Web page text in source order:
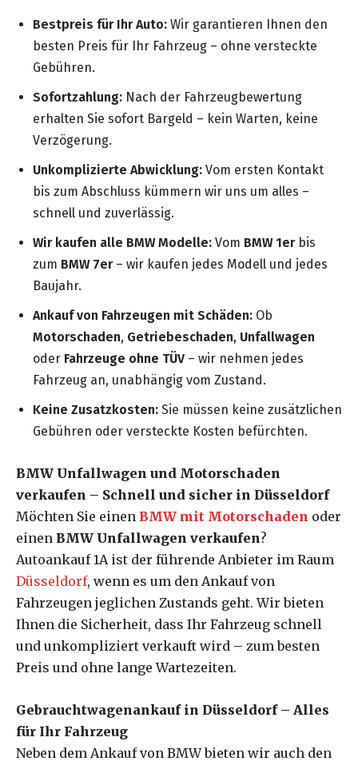
Bestpreis für Ihr Auto: Wir garantieren Ihnen den
besten Preis für Ihr Fahrzeug – ohne versteckte
Gebühren.
Sofortzahlung: Nach der Fahrzeugbewertung
erhalten Sie sofort Bargeld – kein Warten, keine
Verzögerung.
Unkomplizierte Abwicklung: Vom ersten Kontakt
bis zum Abschluss kümmern wir uns um alles –
schnell und zuverlässig.
Wir kaufen alle BMW Modelle: Vom BMW 1erbis
zum BMW 7er– wir kaufen jedes Modell und jedes
Baujahr.
Ankauf von Fahrzeugen mit Schäden: Ob
Motorschaden, Getriebeschaden, Unfallwagen
oder Fahrzeuge ohne TÜV – wir nehmen jedes
Fahrzeug an, unabhängig vom Zustand.
Keine Zusatzkosten: Sie müssen keine zusätzlichen
Gebühren oder versteckte Kosten befürchten.
BMW Unfallwagen und Motorschaden
verkaufen – Schnell und sicher in Düsseldorf
Möchten Sie einen BMW mit Motorschaden oder
einen BMW Unfallwagen verkaufen?
Autoankauf 1A ist der führende Anbieter im Raum
Düsseldorf, wenn es um den Ankauf von
Fahrzeugen jeglichen Zustands geht. Wir bieten
Ihnen die Sicherheit, dass Ihr Fahrzeug schnell
und unkompliziert verkauft wird – zum besten
Preis und ohne lange Wartezeiten.
Gebrauchtwagenankauf in Düsseldorf – Alles
für Ihr Fahrzeug
Neben dem Ankauf von BMW bieten wir auch den